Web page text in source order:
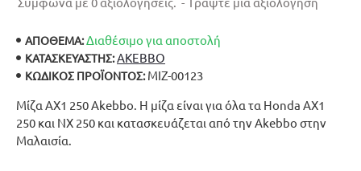
Μίζα AX1 250 Akebbo. Η μίζα είναι για όλα τα Honda AX1
250 και NX 250 και κατασκευάζεται από την Akebbo στην
Μαλαισία.
ΑΠΟΘΕΜΑ:Διαθέσιμο για αποστολή
ΚΑΤΑΣΚΕΥΑΣΤΉΣ:AKEBBO
ΚΩΔΙΚΌΣ ΠΡΟΪΌΝΤΟΣ: ΜΙΖ-00123